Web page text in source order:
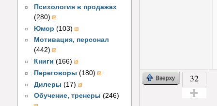
Психология в продажах
(280)
Юмор (103)
Мотивация, персонал
(442)
Книги (166)
Переговоры (180)
Дилеры (17)
Обучение, тренеры (246)
Вверху 32